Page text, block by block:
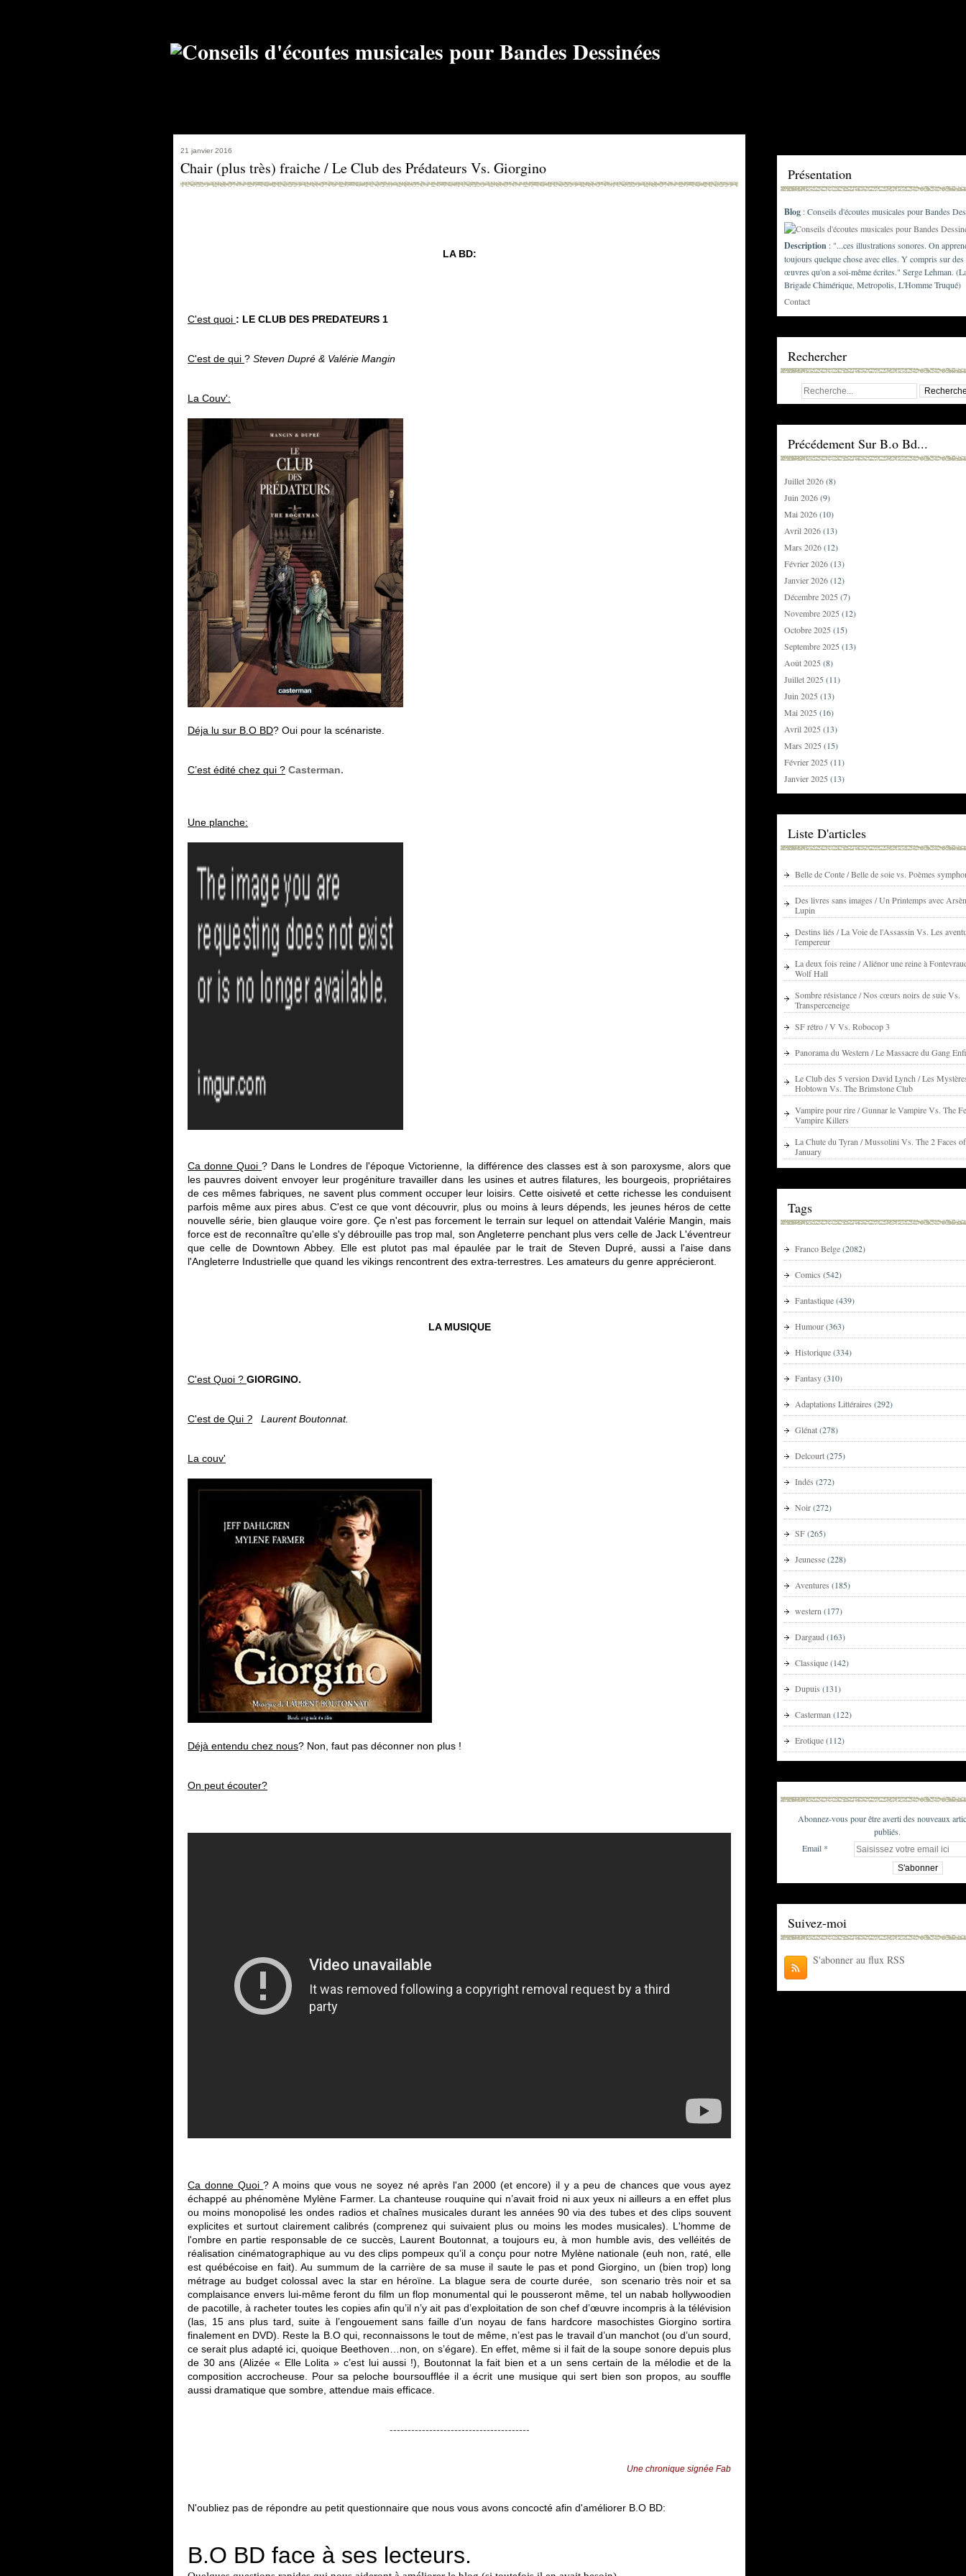
21 janvier 2016
Chair (plus très) fraiche / Le Club des Prédateurs Vs. Giorgino
LA BD:
C'est quoi : LE CLUB DES PREDATEURS 1
C'est de qui ? Steven Dupré & Valérie Mangin
La Couv':
Déja lu sur B.O BD? Oui pour la scénariste.
C’est édité chez qui ? Casterman.
Une planche:
Ca donne Quoi? Dans le Londres de l'époque Victorienne, la différence des classes est à son paroxysme, alors que
les pauvres doivent envoyer leur progéniture travailler dans les usines et autres filatures, les bourgeois, propriétaires
de ces mêmes fabriques, ne savent plus comment occuper leur loisirs. Cette oisiveté et cette richesse les conduisent
parfois même aux pires abus. C'est ce que vont découvrir, plus ou moins à leurs dépends, les jeunes héros de cette
nouvelle série, bien glauque voire gore. Çe n'est pas forcement le terrain sur lequel on attendait Valérie Mangin, mais
force est de reconnaître qu'elle s'y débrouille pas trop mal, son Angleterre penchant plus vers celle de Jack L'éventreur
que celle de Downtown Abbey. Elle est plutot pas mal épaulée par le trait de Steven Dupré, aussi a l'aise dans
l'Angleterre Industrielle que quand les vikings rencontrent des extra-terrestres. Les amateurs du genre apprécieront.
LA MUSIQUE
C'est Quoi ? GIORGINO.
C'est de Qui ? Laurent Boutonnat.
La couv'
Déjà entendu chez nous? Non, faut pas déconner non plus !
On peut écouter?
Ca donne Quoi? A moins que vous ne soyez né après l'an 2000 (et encore) il y a peu de chances que vous ayez
échappé au phénomène Mylène Farmer. La chanteuse rouquine qui n’avait froid ni aux yeux ni ailleurs a en effet plus
ou moins monopolisé les ondes radios et chaînes musicales durant les années 90 via des tubes et des clips souvent
explicites et surtout clairement calibrés (comprenez qui suivaient plus ou moins les modes musicales). L'homme de
l'ombre en partie responsable de ce succès, Laurent Boutonnat, a toujours eu, à mon humble avis, des velléités de
réalisation cinématographique au vu des clips pompeux qu’il a conçu pour notre Mylène nationale (euh non, raté, elle
est québécoise en fait). Au summum de la carrière de sa muse il saute le pas et pond Giorgino, un (bien trop) long
métrage au budget colossal avec la star en héroïne. La blague sera de courte durée, son scenario très noir et sa
complaisance envers lui-même feront du film un flop monumental qui le pousseront même, tel un nabab hollywoodien
de pacotille, à racheter toutes les copies afin qu’il n’y ait pas d’exploitation de son chef d’œuvre incompris à la télévision
(las, 15 ans plus tard, suite à l’engouement sans faille d’un noyau de fans hardcore masochistes Giorgino sortira
finalement en DVD). Reste la B.O qui, reconnaissons le tout de même, n’est pas le travail d’un manchot (ou d’un sourd,
ce serait plus adapté ici, quoique Beethoven…non, on s’égare). En effet, même si il fait de la soupe sonore depuis plus
de 30 ans (Alizée « Elle Lolita » c’est lui aussi !), Boutonnat la fait bien et a un sens certain de la mélodie et de la
composition accrocheuse. Pour sa peloche boursoufflée il a écrit une musique qui sert bien son propos, au souffle
aussi dramatique que sombre, attendue mais efficace.
---------------------------------------
Une chronique signée Fab
N'oubliez pas de répondre au petit questionnaire que nous vous avons concocté afin d'améliorer B.O BD:
Présentation
Blog : Conseils d'écoutes musicales pour Bandes
Description : "...ces illustrations sonores. On
toujours quelque chose avec elles. Y compris sur des
œuvres qu'on a soi-même écrites." Serge Lehman.
Brigade Chimérique, Metropolis, L'Homme Truqué)
Contact
Rechercher
Précédement Sur B.o Bd...
Juillet 2026(8)
Juin 2026(9)
Mai 2026(10)
Avril 2026(13)
Mars 2026(12)
Février 2026(13)
Janvier 2026(12)
Décembre 2025 (7)
Novembre 2025 (12)
Octobre 2025 (15)
Septembre 2025 (13)
Août 2025 (8)
Juillet 2025 (11)
Juin 2025 (13)
Mai 2025 (16)
Avril 2025 (13)
Mars 2025 (15)
Février 2025 (11)
Janvier 2025 (13)
Liste D'articles
Belle de Conte / Belle de soie vs. Poèmes
Des livres sans images / Un Printemps avec
Lupin
Destins liés / La Voie de l'Assassin Vs. Les
l'empereur
La deux fois reine / Aliénor une reine à
Wolf Hall
Sombre résistance / Nos cœurs noirs de suie Vs.
Transperceneige
SF rétro / V Vs. Robocop 3
Panorama du Western / Le Massacre du Gang
Le Club des 5 version David Lynch / Les
Hobtown Vs. The Brimstone Club
Vampire pour rire / Gunnar le Vampire Vs. The
Vampire Killers
La Chute du Tyran / Mussolini Vs. The 2 Faces of
January
Tags
Franco Belge(2082)
Comics (542)
Fantastique(439)
Humour(363)
Historique(334)
Fantasy(310)
Adaptations Littéraires (292)
Glénat(278)
Delcourt(275)
Indés (272)
Noir(272)
SF(265)
Jeunesse(228)
Aventures (185)
western (177)
Dargaud (163)
Classique(142)
Dupuis (131)
Casterman (122)
Erotique(112)
Abonnez-vous pour être averti des nouveaux
publiés.
Email
Suivez-moi
S'abonner au flux RSS